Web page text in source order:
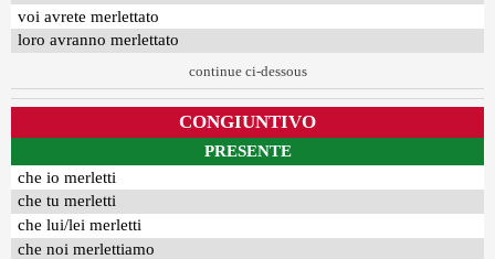
voi avrete merlettato
loro avranno merlettato
continue ci-dessous
CONGIUNTIVO
PRESENTE
che io merletti
che tu merletti
che lui/lei merletti
che noi merlettiamo